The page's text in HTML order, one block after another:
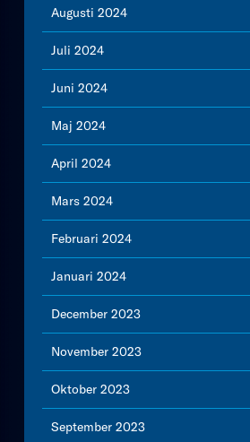
Augusti 2024
Juli 2024
Juni 2024
Maj 2024
April 2024
Mars 2024
Februari 2024
Januari 2024
December 2023
November 2023
Oktober 2023
September 2023